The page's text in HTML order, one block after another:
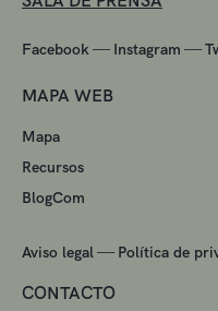
Facebook — Instagram —
MAPA WEB
Mapa
Recursos
BlogCom
Aviso legal — Política de
CONTACTO